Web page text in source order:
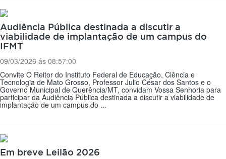
Audiência Pública destinada a discutir a
viabilidade de implantação de um campus do
IFMT
09/03/2026 ás 08:57:00
Convite O Reitor do Instituto Federal de Educação, Ciência e
Tecnologia de Mato Grosso, Professor Julio César dos Santos e o
Governo Municipal de Querência/MT, convidam Vossa Senhoria para
participar da Audiência Pública destinada a discutir a viabilidade de
implantação de um campus do ...
Em breve Leilão 2026